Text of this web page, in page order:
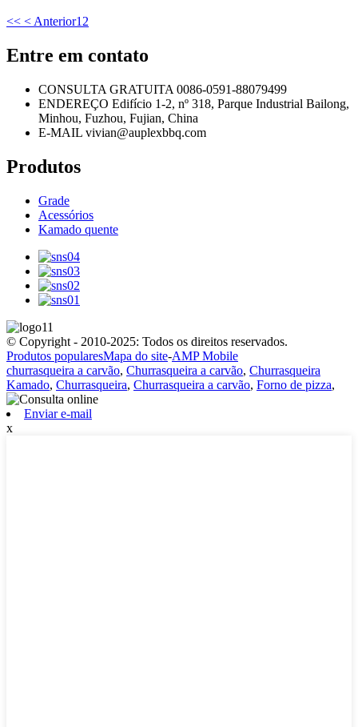
<< < Anterior1 2
Entre em contato
CONSULTA GRATUITA 0086-0591-88079499
ENDEREÇO Edifício 1-2, nº 318, Parque Industrial Bailong,
Minhou, Fuzhou, Fujian, China
E-MAIL vivian@auplexbbq.com
Produtos
Grade
Acessórios
Kamado quente
© Copyright - 2010-2025: Todos os direitos reservados.
Produtos popularesMapa do site-AMP Mobile
churrasqueira a carvão, Churrasqueira a carvão, Churrasqueira
Kamado, Churrasqueira, Churrasqueira a carvão, Forno de pizza,
Enviar e-mail
x